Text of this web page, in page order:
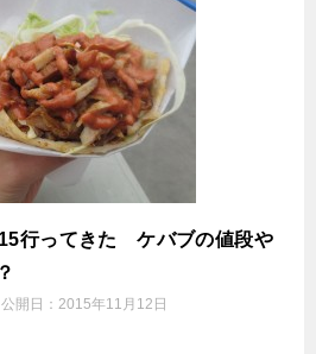
行ってきた ケバブの値段や
公開日： 2015年11月12日